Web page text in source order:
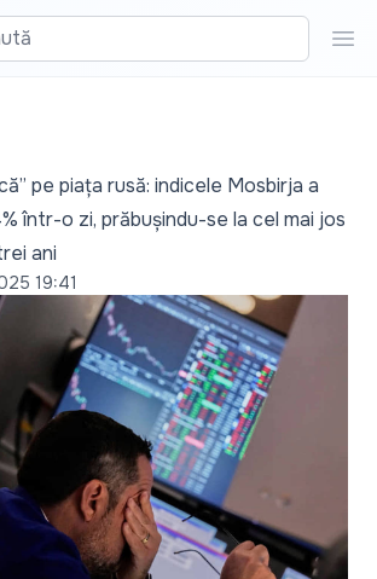
pe piața rusă: indicele Mosbirja a
într-o zi, prăbușindu-se la cel mai jos
ani
19:41